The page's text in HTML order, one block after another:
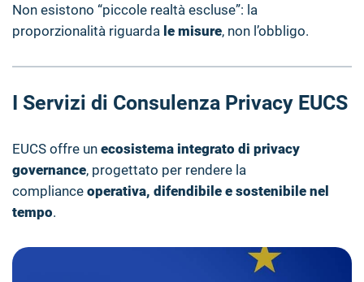
Non esistono “piccole realtà escluse”: la
proporzionalità riguarda le misure, non l’obbligo.
I Servizi di Consulenza Privacy EUCS
EUCS offre un ecosistema integrato di privacy
governance, progettato per rendere la
compliance operativa, difendibile e sostenibile nel
tempo.